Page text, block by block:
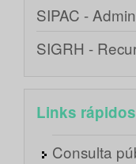
SIPAC -
SIGRH -
Links rápidos
Consulta